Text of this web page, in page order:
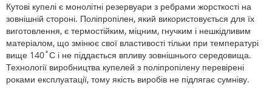
Кутові купелі є монолітні резервуари з ребрами жорсткості на
зовнішній стороні. Поліпропілен, який використовується для їх
виготовлення, є термостійким, міцним, гнучким і нешкідливим
матеріалом, що змінює свої властивості тільки при температурі
вище 140˚С і не піддається впливу зовнішнього середовища.
Технології виробництва купелей з поліпропілену перевірені
роками експлуатації, тому якість виробів не підлягає сумніву.